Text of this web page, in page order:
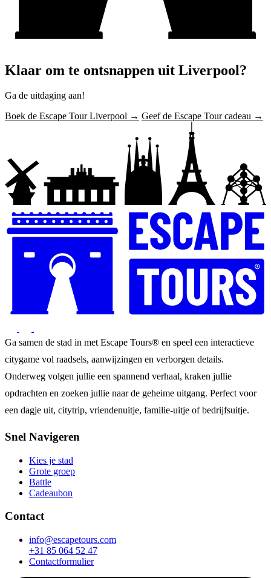
Klaar om te ontsnappen uit Liverpool?
Ga de uitdaging aan!
Boek de Escape Tour Liverpool → Geef de Escape Tour cadeau →
Ga samen de stad in met Escape Tours® en speel een interactieve
citygame vol raadsels, aanwijzingen en verborgen details.
Onderweg volgen jullie een spannend verhaal, kraken jullie
opdrachten en zoeken jullie naar de geheime uitgang. Perfect voor
een dagje uit, citytrip, vriendenuitje, familie-uitje of bedrijfsuitje.
Snel Navigeren
Kies je stad
Grote groep
Battle
Cadeaubon
Contact
info@escapetours.com
+31 85 064 52 47
Contactformulier